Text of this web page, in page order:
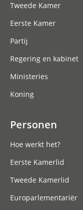
Tweede Kamer
Eerste Kamer
Partij
Regering en kabinet
Ministeries
Koning
Personen
Hoe werkt het?
Eerste Kamerlid
Tweede Kamerlid
Europarlementariër